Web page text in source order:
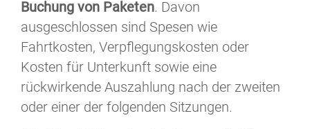
Buchung von Paketen. Davon
ausgeschlossen sind Spesen wie
Fahrtkosten, Verpflegungskosten oder
Kosten für Unterkunft sowie eine
rückwirkende Auszahlung nach der zweiten
oder einer der folgenden Sitzungen.